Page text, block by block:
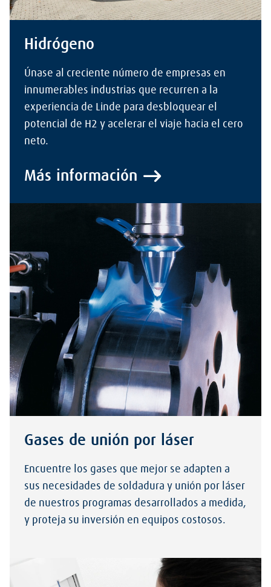
Hidrógeno
Únase al creciente número de empresas en
innumerables industrias que recurren a la
experiencia de Linde para desbloquear el
potencial de H2 y acelerar el viaje hacia el cero
neto.
Más información
Gases de unión por láser
Encuentre los gases que mejor se adapten a
sus necesidades de soldadura y unión por láser
de nuestros programas desarrollados a medida,
y proteja su inversión en equipos costosos.